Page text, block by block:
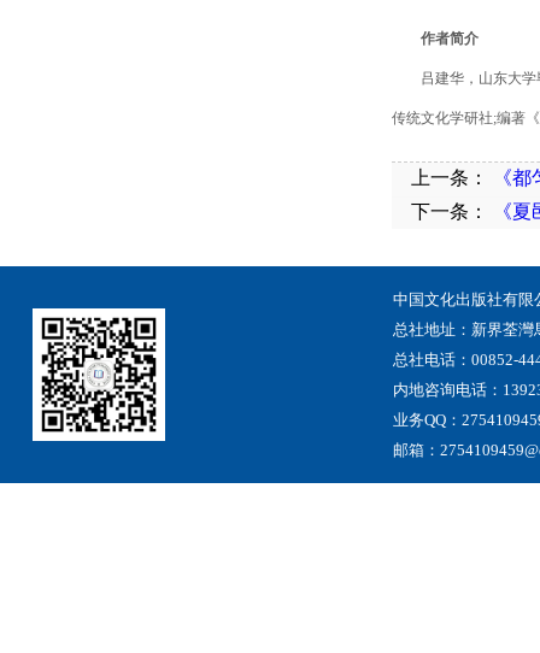
作者简介
吕建华，山东大
传统文化学研社;编著
上一条：
《
下一条：
《
中国文化出版社有
总社地址 ： 新界荃灣
总社电话：00852-
内地咨询电话：
业务QQ：
邮箱：